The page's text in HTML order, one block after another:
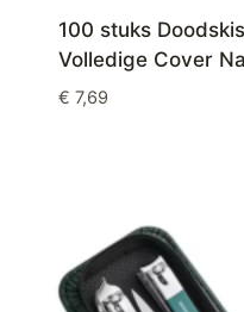
100 stuks
Volledige Cover
€ 7,69